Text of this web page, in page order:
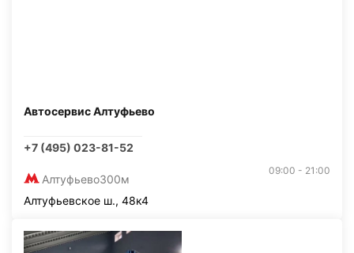
Автосервис Алтуфьево
+7 (495) 023-81-52
Алтуфьево300м
09:00 - 21:00
Алтуфьевское ш., 48к4